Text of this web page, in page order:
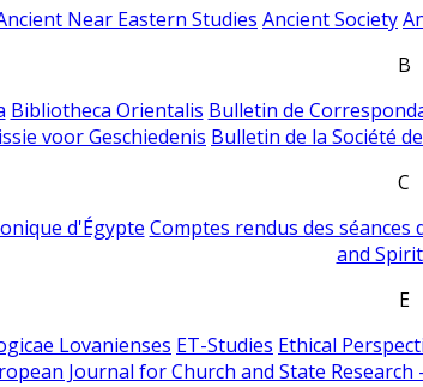
Near Eastern Studies Ancient Society
B
Bibliotheca Orientalis Bulletin de
voor Geschiedenis Bulletin de la Société
C
d'Égypte Comptes rendus des
and
E
Lovanienses ET-Studies Ethical
Journal for Church and State